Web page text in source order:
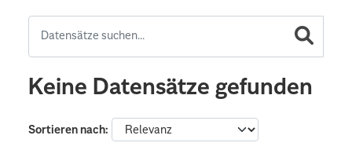
Keine Datensätze gefunden
Sortieren nach